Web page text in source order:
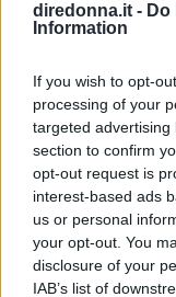
diredonna.it - Do
Information
If you wish to opt-
processing of your
targeted
section to confirm
opt-out request is
interest-based ads
us or personal
your opt-out. You
disclosure of your
IAB’s list of